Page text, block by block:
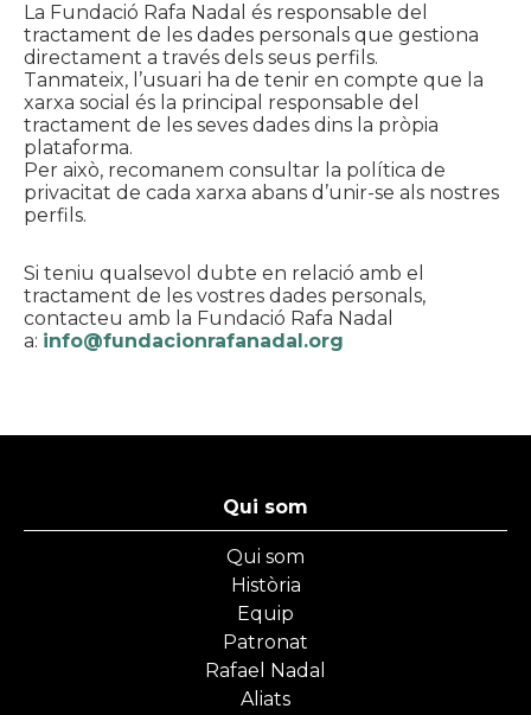
La Fundació Rafa Nadal és responsable del
tractament de les dades personals que gestiona
directament a través dels seus perfils.
Tanmateix, l’usuari ha de tenir en compte que la
xarxa social és la principal responsable del
tractament de les seves dades dins la pròpia
plataforma.
Per això, recomanem consultar la política de
privacitat de cada xarxa abans d’unir-se als nostres
perfils.
Si teniu qualsevol dubte en relació amb el
tractament de les vostres dades personals,
contacteu amb la Fundació Rafa Nadal
a: info@fundacionrafanadal.org
Qui som
Qui som
Història
Equip
Patronat
Rafael Nadal
Aliats